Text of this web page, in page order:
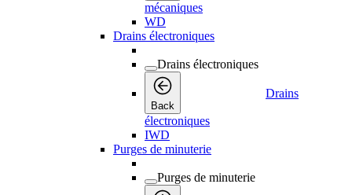
mécaniques
WD
Drains électroniques
Drains électroniques
Back
Drains
électroniques
IWD
Purges de minuterie
Purges de minuterie